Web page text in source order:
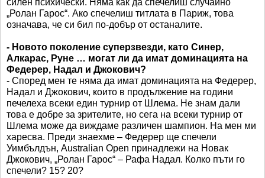
силен психически. Няма как да спечелиш случайно
„Ролан Гарос“. Ако спечелиш титлата в Париж, това
означава, че си бил по-добър от останалите.
- Новото поколение суперзвезди, като Синер,
Алкарас, Руне … могат ли да имат доминацията на
Федерер, Надал и Джокович?
- Според мен те няма да имат доминацията на Федерер,
Надал и Джокович, които в продължение на години
печелеха всеки един турнир от Шлема. Не знам дали
това е добре за зрителите, но сега на всеки турнир от
Шлема може да виждаме различен шампион. На мен ми
харесва. Преди знаехме – Федерер ще спечели
Уимбълдън, Australian Open принадлежи на Новак
Джокович, „Ролан Гарос“ – Рафа Надал. Колко пъти го
спечели? 15? 20?